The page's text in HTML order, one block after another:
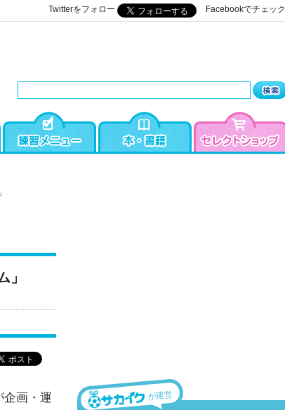
Twitterをフォロー Facebookでチェック
」
企画・運
が運営